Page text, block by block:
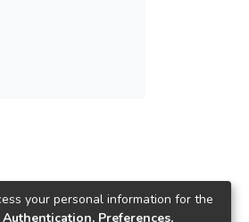
your personal information for the
Authentication, Preferences,